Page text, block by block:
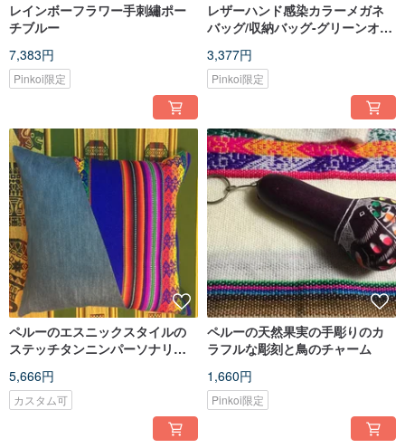
レインボーフラワー手刺繡ポー
チブルー
7,383円
Pinkoi限定
レザーハンド感染カラーメガネ
バッグ/収納バッグ-グリーンオレ
3,377円
Pinkoi限定
ペルーのエスニックスタイルの
ステッチタンニンパーソナリテ
5,666円
カスタム可
ペルーの天然果実の手彫りのカ
ラフルな彫刻と鳥のチャーム
1,660円
Pinkoi限定